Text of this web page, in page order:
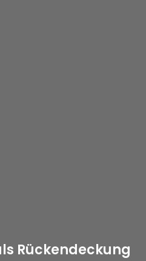
Rückendeckung